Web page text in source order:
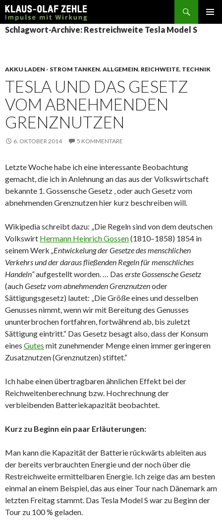
Suchen
SPRINGE
ZUM
Schlagwort-Archive: Restreichweite Tesla Model S
AKKU LADEN - STROM TANKEN, ALLGEMEIN, REICHWEITE, TECHNIK
TESLA UND DAS GESETZ
VOM ABNEHMENDEN
GRENZNUTZEN
6. OKTOBER 2014 5 KOMMENTARE
Letzte Woche habe ich eine interessante Beobachtung
gemacht, die ich in Anlehnung an das aus der Volkswirtschaft
bekannte 1. Gossensche Gesetz , oder auch Gesetz vom
abnehmenden Grenznutzen hier kurz beschreiben will.
Wikipedia schreibt dazu: „Die Regeln sind von dem deutschen
Volkswirt Hermann Heinrich Gossen(1810–1858) 1854 in
seinem Werk „Entwickelung der Gesetze des menschlichen
Verkehrs und der daraus fließenden Regeln für menschliches
Handeln“aufgestellt worden. … Das erste Gossensche Gesetz
(auchGesetz vom abnehmenden Grenznutzenoder
Sättigungsgesetz) lautet: „Die Größe eines und desselben
Genusses nimmt, wenn wir mit Bereitung des Genusses
ununterbrochen fortfahren, fortwährend ab, bis zuletzt
Sättigung eintritt.“ Das Gesetz besagt also, dass der Konsum
eines Gutes mit zunehmender Menge einen immer geringeren
Zusatznutzen (Grenznutzen) stiftet.“
Ich habe einen übertragbaren ähnlichen Effekt bei der
Reichweitenberechnung bzw. Hochrechnung der
verbleibenden Batteriekapazität beobachtet.
Kurz zu Beginn ein paar Erläuterungen:
Man kann die Kapazität der Batterie rückwärts ableiten aus
der bereits verbrauchten Energie und der noch über die
Restreichweite ermittelbaren Energie. Ich zeige das am besten
einmal an einem Beispiel, das aus einer Tour nach Dänemark am
letzten Freitag stammt. Das Tesla Model S war zu Beginn der
Tour zu 100 % geladen.